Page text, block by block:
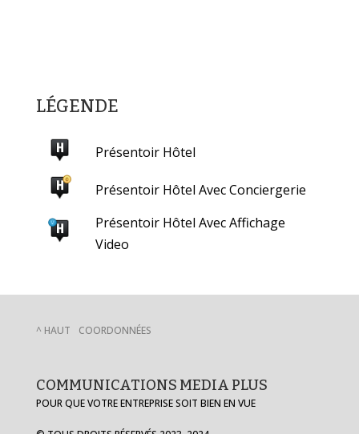
LÉGENDE
Présentoir Hôtel
Présentoir Hôtel Avec Conciergerie
Présentoir Hôtel Avec Affichage
Video
^ HAUT COORDONNÉES
COMMUNICATIONS MEDIA PLUS
POUR QUE VOTRE ENTREPRISE SOIT BIEN EN VUE